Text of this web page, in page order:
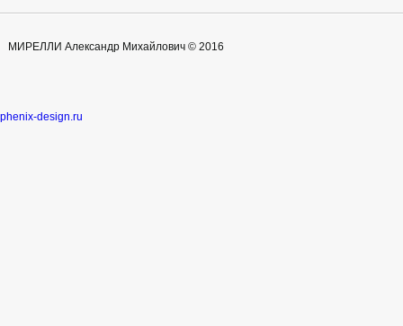
МИРЕЛЛИ Александр Михайлович © 2016
phenix-design.ru